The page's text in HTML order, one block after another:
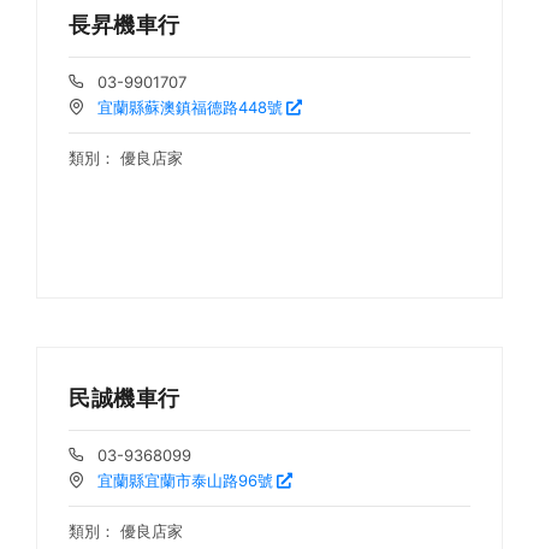
長昇機車行
03-9901707
宜蘭縣蘇澳鎮福德路448號
類別： 優良店家
民誠機車行
03-9368099
宜蘭縣宜蘭市泰山路96號
類別： 優良店家